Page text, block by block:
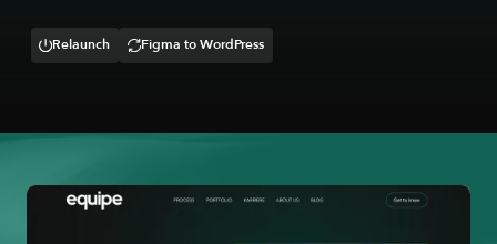
Relaunch Figma to WordPress